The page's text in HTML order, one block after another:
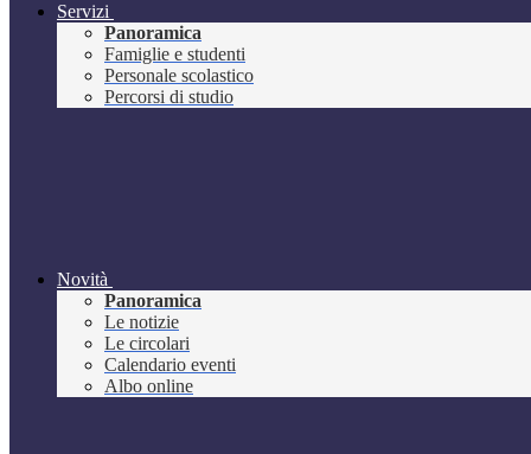
Servizi
Panoramica
Famiglie e studenti
Personale scolastico
Percorsi di studio
Novità
Panoramica
Le notizie
Le circolari
Calendario eventi
Albo online